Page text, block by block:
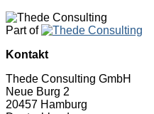
Part of
Kontakt
Thede Consulting GmbH
Neue Burg 2
20457 Hamburg